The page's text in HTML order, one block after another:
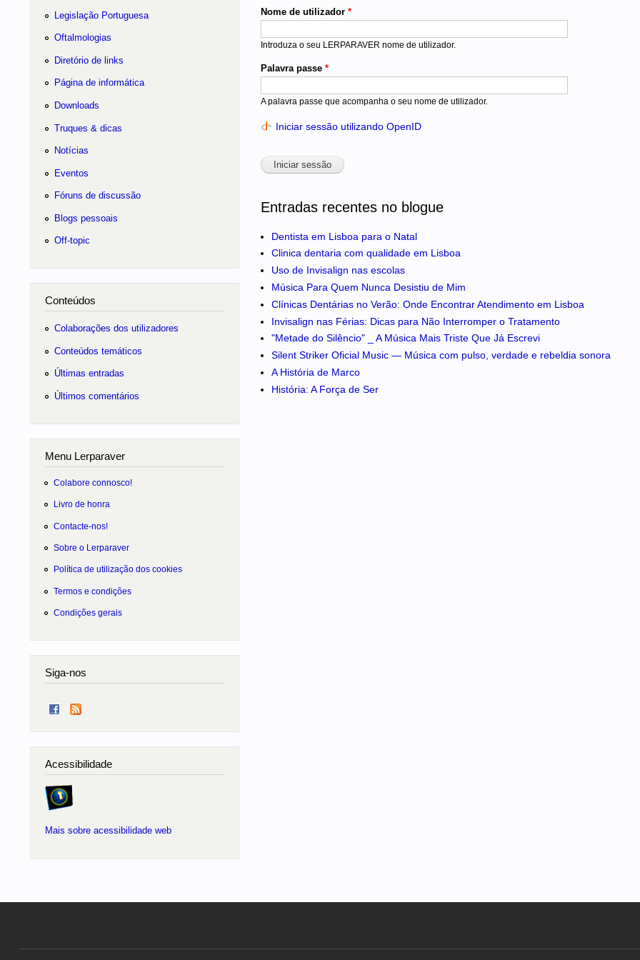
Nome de utilizador *
Introduza o seu LERPARAVER nome de utilizador.
Palavra passe *
A palavra passe que acompanha o seu nome de utilizador.
Iniciar sessão utilizando OpenID
Entradas recentes no blogue
Dentista em Lisboa para o Natal
Clinica dentaria com qualidade em Lisboa
Uso de Invisalign nas escolas
Música Para Quem Nunca Desistiu de Mim
Clínicas Dentárias no Verão: Onde Encontrar Atendimento em Lisboa
Invisalign nas Férias: Dicas para Não Interromper o Tratamento
"Metade do Silêncio" _ A Música Mais Triste Que Já Escrevi
Silent Striker Oficial Music — Música com pulso, verdade e rebeldia sonora
A História de Marco
História: A Força de Ser
Legislação Portuguesa
Oftalmologias
Diretório de links
Página de informática
Downloads
Truques & dicas
Notícias
Eventos
Fóruns de discussão
Blogs pessoais
Off-topic
Conteúdos
Colaborações dos utilizadores
Conteúdos temáticos
Últimas entradas
Últimos comentários
Menu Lerparaver
Colabore connosco!
Livro de honra
Contacte-nos!
Sobre o Lerparaver
Política de utilização dos cookies
Termos e condições
Condições gerais
Siga-nos
Acessibilidade
Mais sobre acessibilidade web